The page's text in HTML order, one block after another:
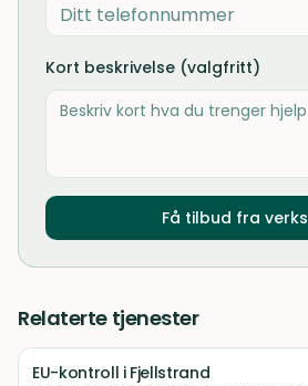
Kort beskrivelse (valgfritt)
Få tilbud fra
Relaterte tjenester
EU-kontroll i Fjellstrand